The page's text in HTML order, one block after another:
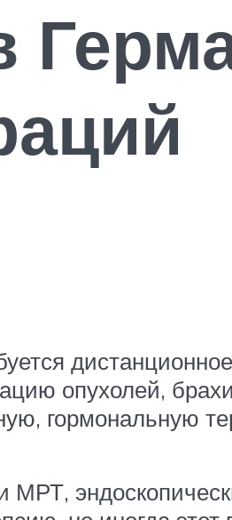
опухолей,
гормональную